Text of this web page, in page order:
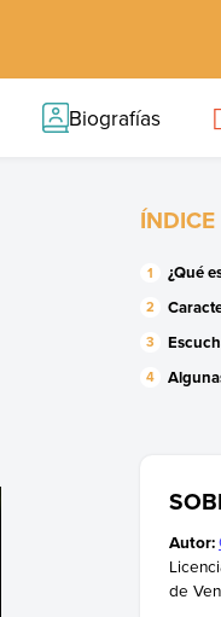
Biografías
ÍNDICE
¿Qué
Autor:
de